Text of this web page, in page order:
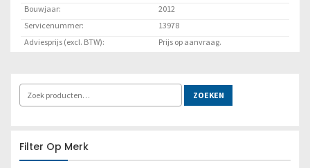
Bouwjaar:
2012
Servicenummer:
13978
Adviesprijs (excl. BTW):
Prijs op aanvraag.
ZOEKEN
Filter Op Merk